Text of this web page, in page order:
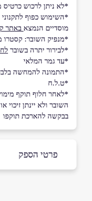
*לא ניתן לרכוש
*השימוש כפוף לתקנוני
מוסדיים הנמצא באתר
*מנפיק השובר: קסטרו
*לבירור יתרה בשובר
*עד גמר המלאי
*התמונה להמחשה
*ט.ל.ח
*לאחר חלוף תוקף
השובר ולא יינתן זיכוי
בבקשה להארכת תוקפו
פרטי הספק